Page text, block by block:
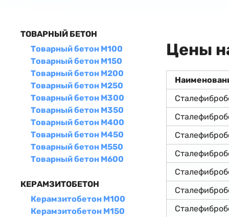
ТОВАРНЫЙ БЕТОН
Товарный бетон М100
Товарный бетон М150
Товарный бетон М200
Товарный бетон М250
Товарный бетон М300
Товарный бетон М350
Товарный бетон М400
Товарный бетон М450
Товарный бетон М550
Товарный бетон М600
КЕРАМЗИТОБЕТОН
Керамзитобетон М100
Керамзитобетон М150
Цены